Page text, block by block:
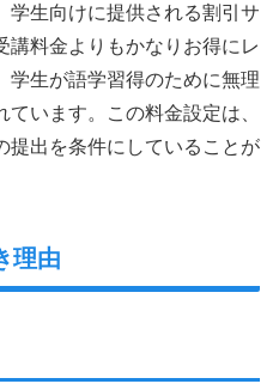
学生向けに提供される割引サ
講料金よりもかなりお得にレ
学生が語学習得のために無理
います。この料金設定は、
提出を条件にしていることが
理由